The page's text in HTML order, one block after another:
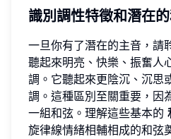
識別調性特徵和潛在
一旦你有了潛在的主音，請
聽起來明亮、快樂、振奮人
調。它聽起來更陰沉、沉思
調。這種區別至關重要，因
一組和弦。理解這些基本的
旋律線情緒相輔相成的和弦